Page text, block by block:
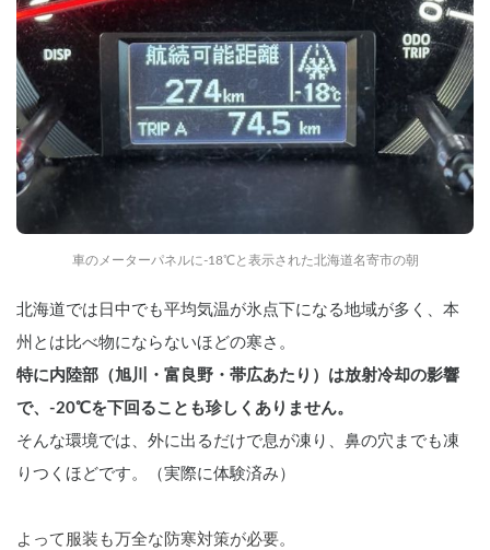
車のメーターパネルに-18℃と表示された北海道名寄市の朝
北海道では日中でも平均気温が氷点下になる地域が多く、本
州とは比べ物にならないほどの寒さ。
特に内陸部（旭川・富良野・帯広あたり）は放射冷却の影響
で、-20℃を下回ることも珍しくありません。
そんな環境では、外に出るだけで息が凍り、鼻の穴までも凍
りつくほどです。（実際に体験済み）
よって服装も万全な防寒対策が必要。